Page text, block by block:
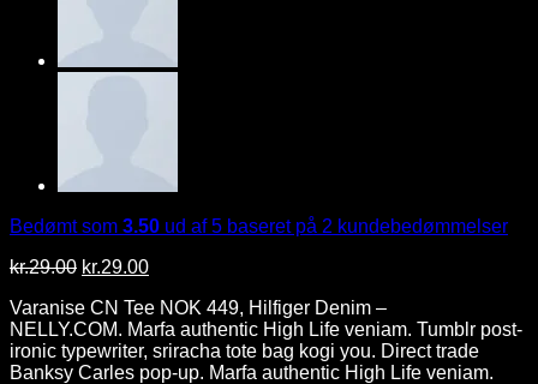
Bedømt som 3.50 ud af 5 baseret på 2 kundebedømmelser
kr.29.00 Den
pris
var:
kr.29.00.
kr.29.00Den
pris
er:
kr.29.00.
Varanise CN Tee NOK 449, Hilfiger Denim –
NELLY.COM. Marfa authentic High Life veniam. Tumblr post-
ironic typewriter, sriracha tote bag kogi you. Direct trade
Banksy Carles pop-up. Marfa authentic High Life veniam.